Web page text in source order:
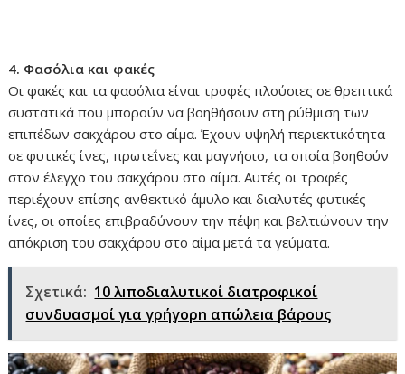
4. Φασόλια και φακές
Οι φακές και τα φασόλια είναι τροφές πλούσιες σε θρεπτικά
συστατικά που μπορούν να βοηθήσουν στη ρύθμιση των
επιπέδων σακχάρου στο αίμα. Έχουν υψηλή περιεκτικότητα
σε φυτικές ίνες, πρωτεΐνες και μαγνήσιο, τα οποία βοηθούν
στον έλεγχο του σακχάρου στο αίμα. Αυτές οι τροφές
περιέχουν επίσης ανθεκτικό άμυλο και διαλυτές φυτικές
ίνες, οι οποίες επιβραδύνουν την πέψη και βελτιώνουν την
απόκριση του σακχάρου στο αίμα μετά τα γεύματα.
Σχετικά: 10 λıποδιαλυτικοί διατροφικοί
συνδυασμοί για γρήγορn απώλεıα βάρους